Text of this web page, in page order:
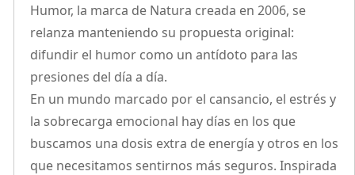
Humor, la marca de Natura creada en 2006, se
relanza manteniendo su propuesta original:
difundir el humor como un antídoto para las
presiones del día a día.
En un mundo marcado por el cansancio, el estrés y
la sobrecarga emocional hay días en los que
buscamos una dosis extra de energía y otros en los
que necesitamos sentirnos más seguros. Inspirada